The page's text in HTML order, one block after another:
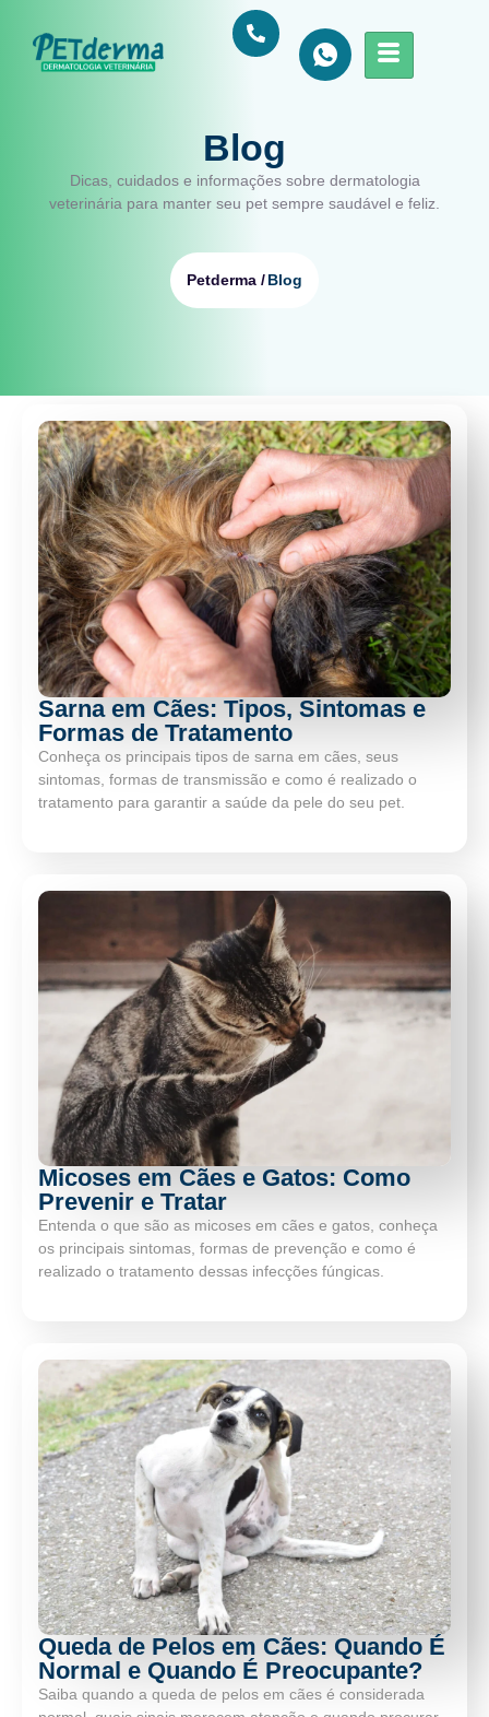
Blog
Dicas, cuidados e informações sobre dermatologia
veterinária para manter seu pet sempre saudável e feliz.
Petderma /Blog
Sarna em Cães: Tipos, Sintomas e
Formas de Tratamento
Conheça os principais tipos de sarna em cães, seus
sintomas, formas de transmissão e como é realizado o
tratamento para garantir a saúde da pele do seu pet.
Micoses em Cães e Gatos: Como
Prevenir e Tratar
Entenda o que são as micoses em cães e gatos, conheça
os principais sintomas, formas de prevenção e como é
realizado o tratamento dessas infecções fúngicas.
Queda de Pelos em Cães: Quando É
Normal e Quando É Preocupante?
Saiba quando a queda de pelos em cães é considerada